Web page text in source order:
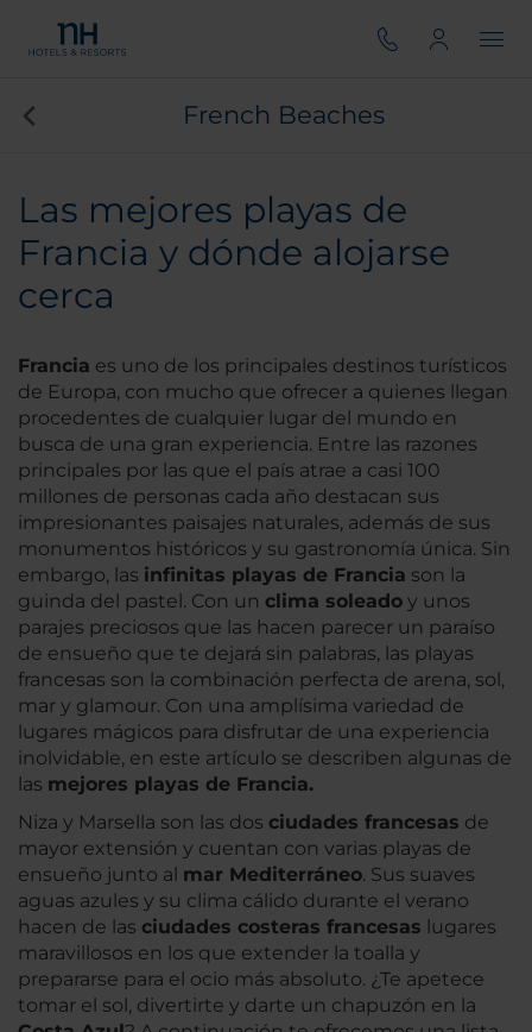
French Beaches
Las mejores playas de
Francia y dónde alojarse
cerca
Francia es uno de los principales destinos turísticos
de Europa, con mucho que ofrecer a quienes llegan
procedentes de cualquier lugar del mundo en
busca de una gran experiencia. Entre las razones
principales por las que el país atrae a casi 100
millones de personas cada año destacan sus
impresionantes paisajes naturales, además de sus
monumentos históricos y su gastronomía única. Sin
embargo, las infinitas playas de Francia son la
guinda del pastel. Con un clima soleado y unos
parajes preciosos que las hacen parecer un paraíso
de ensueño que te dejará sin palabras, las playas
francesas son la combinación perfecta de arena, sol,
mar y glamour. Con una amplísima variedad de
lugares mágicos para disfrutar de una experiencia
inolvidable, en este artículo se describen algunas de
las mejores playas de Francia.
Niza y Marsella son las dos ciudades francesas de
mayor extensión y cuentan con varias playas de
ensueño junto al mar Mediterráneo. Sus suaves
aguas azules y su clima cálido durante el verano
hacen de las ciudades costeras francesas lugares
maravillosos en los que extender la toalla y
prepararse para el ocio más absoluto. ¿Te apetece
tomar el sol, divertirte y darte un chapuzón en la